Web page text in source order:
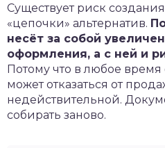
Существует риск
«цепочки» альтернатив.
несёт за собой
оформления, а с ней и
Потому что в любое
может отказаться от
недействительной.
собирать заново.